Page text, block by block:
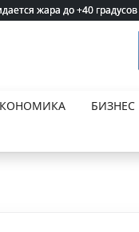
жара до +40 градусов
жара до +40 градусов
БИЗНЕС